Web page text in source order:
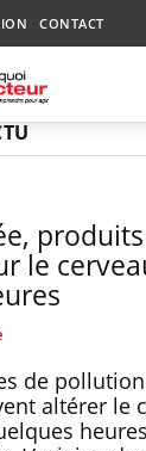
CONTACT
le
de
altérer le